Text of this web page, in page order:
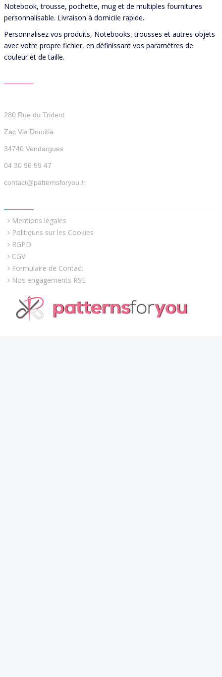
Notebook, trousse, pochette, mug et de multiples fournitures
personnalisable. Livraison à domicile rapide.
Personnalisez vos produits, Notebooks, trousses et autres objets
avec votre propre fichier, en définissant vos paramètres de
couleur et de taille.
280 Rue du Trident
Zac Via Domitia
34740 Vendargues
04 30 96 59 47
contact@patternsforyou.fr
Mentions légales
Politiques sur les Cookies
RGPD
CGV
Formulaire de Contact
Nos engagements RSE